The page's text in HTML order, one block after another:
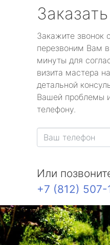
Закажите звонок
перезвоним Вам
минуты для
визита мастера
детальной
Вашей проблемы
телефону.
Или
+7 (812) 507-